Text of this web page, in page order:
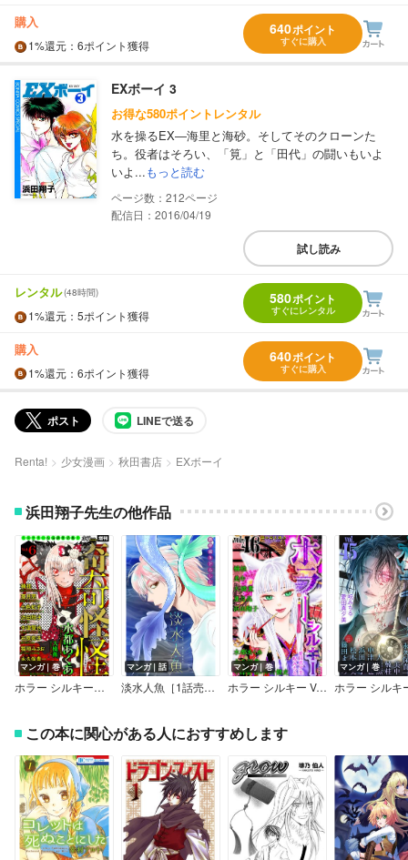
購入
1%還元 ：6ポイント獲得
640ポイント
すぐに購入
EXボーイ 3
お得な580ポイントレンタル
水を操るEX―海里と海砂。そしてそのクローンた
ち。役者はそろい、「筧」と「田代」の闘いもいよ
いよ...もっと読む
212
配信日：2016/04/19
試し読み
レンタル(48時間)
1%還元 ：5ポイント獲得
580ポイント
すぐにレンタル
購入
1%還元 ：6ポイント獲得
640ポイント
すぐに購入
ポスト LINEで送る
Renta! 少女漫画 秋田書店 EXボーイ
浜田翔子先生の他作品
マンガ｜巻
ホラー シルキー増刊 奇奇怪怪 Vol.6
マンガ｜話
淡水人魚［1話売り］
マンガ｜巻
ホラー シルキー Vol.46
マンガ｜巻
この本に関心がある人におすすめします